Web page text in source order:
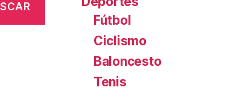
Fútbol
Ciclismo
Baloncesto
Tenis